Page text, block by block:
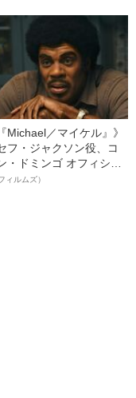
Michael／マイケル』》
フ・ジャクソン役、コ
・ドミンゴ オフィシャ
ビュー“観客を魅了した
ィルムズ）